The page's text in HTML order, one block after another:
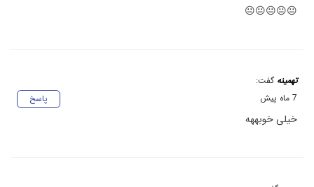
😐😐😐😐😐
تهمینه گفت:
پاسخ
7 ماه پیش
خیلی خوبههه